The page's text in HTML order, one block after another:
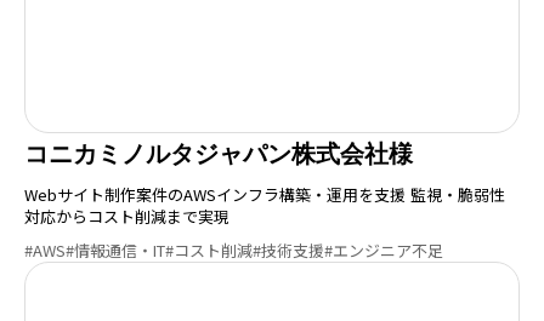
コニカミノルタジャパン株式会社様
Webサイト制作案件のAWSインフラ構築・運用を支援 監視・脆弱性
対応からコスト削減まで実現
#AWS#情報通信・IT#コスト削減#技術支援#エンジニア不足